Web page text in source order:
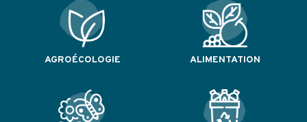
AGROÉCOLOGIE ALIMENTATION